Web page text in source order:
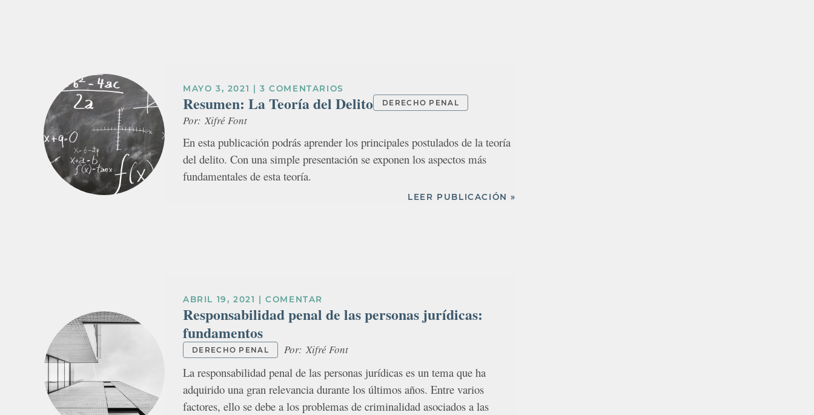
MAYO 3, 2021 |3 COMENTARIOS
Resumen: La Teoría del Delito DERECHO PENAL
Por:Xifré Font
En esta publicación podrás aprender los principales postulados de la teoría
del delito. Con una simple presentación se exponen los aspectos más
fundamentales de esta teoría.
LEER PUBLICACIÓN »
ABRIL 19, 2021 |COMENTAR
Responsabilidad penal de las personas jurídicas:
fundamentos
DERECHO PENAL Por:Xifré Font
La responsabilidad penal de las personas jurídicas es un tema que ha
adquirido una gran relevancia durante los últimos años. Entre varios
factores, ello se debe a los problemas de criminalidad asociados a las